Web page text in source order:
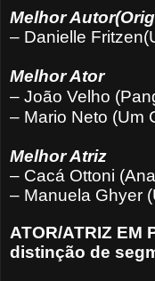
Melhor
– Danielle
Melhor Ator
– João Velho
– Mario Neto (Um
Melhor Atriz
– Cacá Ottoni
– Manuela Ghyer
ATOR/ATRIZ EM
distinção de